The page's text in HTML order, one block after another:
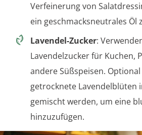
Verfeinerung von
ein geschmacksneutrales Öl
Lavendel-Zucker:
Lavendelzucker für Kuchen,
andere Süßspeisen.
getrocknete Lavendelblüten
gemischt werden, um eine
hinzuzufügen.